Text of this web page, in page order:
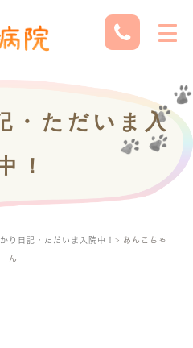
・ただいま入
！
り日記・ただいま入院中！ あんこちゃ
ん